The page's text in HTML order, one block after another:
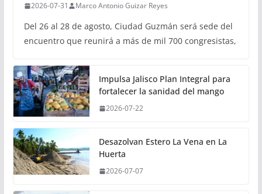
2026-07-31 Marco Antonio Guizar Reyes
Del 26 al 28 de agosto, Ciudad Guzmán será sede del
encuentro que reunirá a más de mil 700 congresistas,
Impulsa Jalisco Plan Integral para
fortalecer la sanidad del mango
2026-07-22
Desazolvan Estero La Vena en La
Huerta
2026-07-07